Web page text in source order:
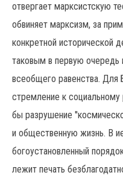
отвергает марксистскую
обвиняет марксизм, за
конкретной исторической
таковым в первую очередь
всеобщего равенства. Для
стремление к социальному
бы разрушение
и общественную жизнь. В
богоустановленный
лежит печать